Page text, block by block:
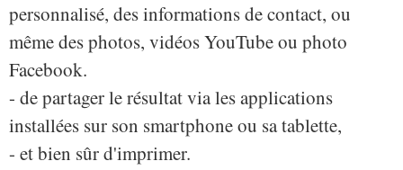
personnalisé, des informations de contact, ou
même des photos, vidéos YouTube ou photo
Facebook.
- de partager le résultat via les applications
installées sur son smartphone ou sa tablette,
- et bien sûr d'imprimer.